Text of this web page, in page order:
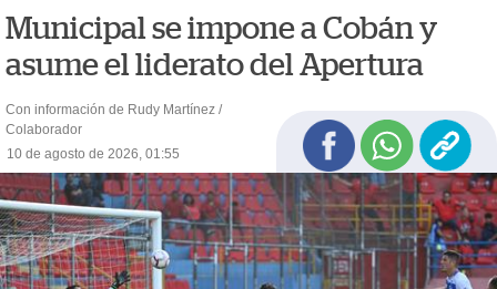
Municipal se impone a Cobán y
asume el liderato del Apertura
Con información de Rudy Martínez /
Colaborador
10 de agosto de 2026, 01:55